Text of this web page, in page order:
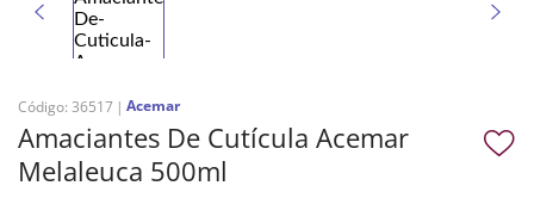
Código: 36517 Acemar
Amaciantes De Cutícula Acemar
Melaleuca 500ml